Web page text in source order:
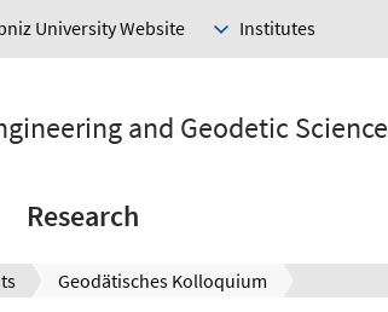
University Website Institutes
and Geodetic Science
Research
Geodätisches Kolloquium